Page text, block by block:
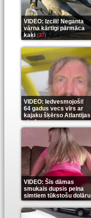
VIDEO: Izcili! Neganta
vārna kārtīgi pārmāca
kaķi(37)
VIDEO: Iedvesmojoši!
64 gadus vecs vīrs ar
kajaku šķērso Atlantijas
okeānu(5)
VIDEO: Šīs dāmas
smukais dupsis pelna
simtiem tūkstošu dolāru
(9)